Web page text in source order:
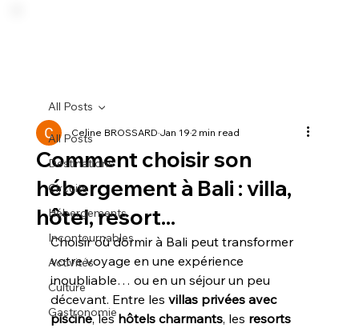
All Posts
Destinations
Circuits
Hébergements
Incontournables
Activités
Culture
Gastronomie
All Posts
Comment choisir son
hébergement à Bali : villa,
hôtel, resort...
Celine BROSSARDJan 192 min read
Choisir où dormir à Bali peut transformer
votre voyage en une expérience
inoubliable… ou en un séjour un peu
décevant. Entre les villas privées avec
piscine, les hôtels charmants, les resorts